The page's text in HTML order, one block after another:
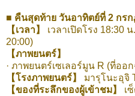
■ คืนสุดท้าย วันอาทิตย์ที่ 2 กร
【เวลา】
เวลาเปิดโรง 18:30
20:00)
【ภาพยนตร์】
· ภาพยนตร์เซเลอร์มูน R (ที่ออ
【โรงภาพยนตร์】
มารุโนะอุจิ
【ของที่ระลึกของผู้เข้าชม】
เ